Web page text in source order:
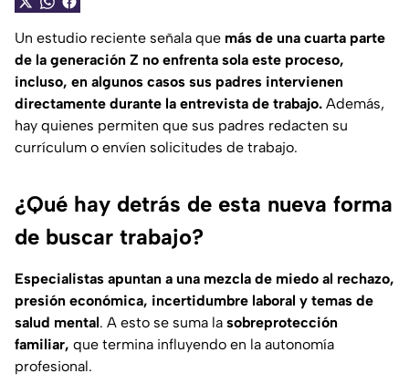
Un estudio reciente señala que más de una cuarta parte
de la generación Z no enfrenta sola este proceso,
incluso, en algunos casos sus padres intervienen
directamente durante la entrevista de trabajo. Además,
hay quienes permiten que sus padres redacten su
currículum o envíen solicitudes de trabajo.
¿Qué hay detrás de esta nueva forma
de buscar trabajo?
Especialistas apuntan a una mezcla de miedo al rechazo,
presión económica, incertidumbre laboral y temas de
salud mental. A esto se suma la sobreprotección
familiar, que termina influyendo en la autonomía
profesional.